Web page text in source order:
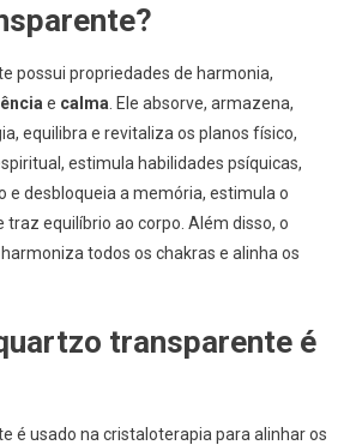
possui propriedades de harmonia,
e calma . Ele absorve, armazena,
equilibra e revitaliza os planos físico,
estimula habilidades psíquicas,
e desbloqueia a memória, estimula o
equilíbrio ao corpo. Além disso, o
todos os chakras e alinha os
transparente é
é usado na cristaloterapia para alinhar os